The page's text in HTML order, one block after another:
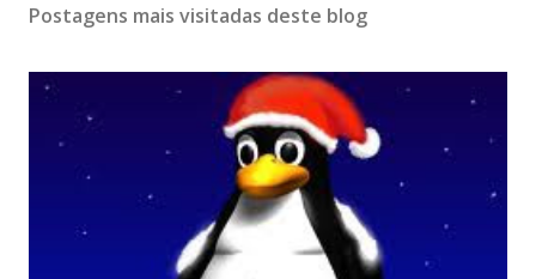
Postagens mais visitadas deste blog